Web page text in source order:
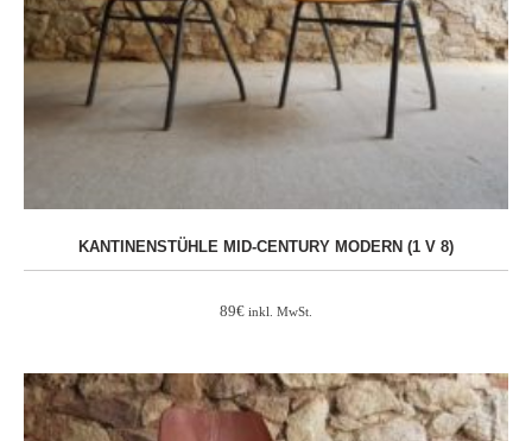
KANTINENSTÜHLE MID-CENTURY MODERN (1 V 8)
89€ inkl. MwSt.